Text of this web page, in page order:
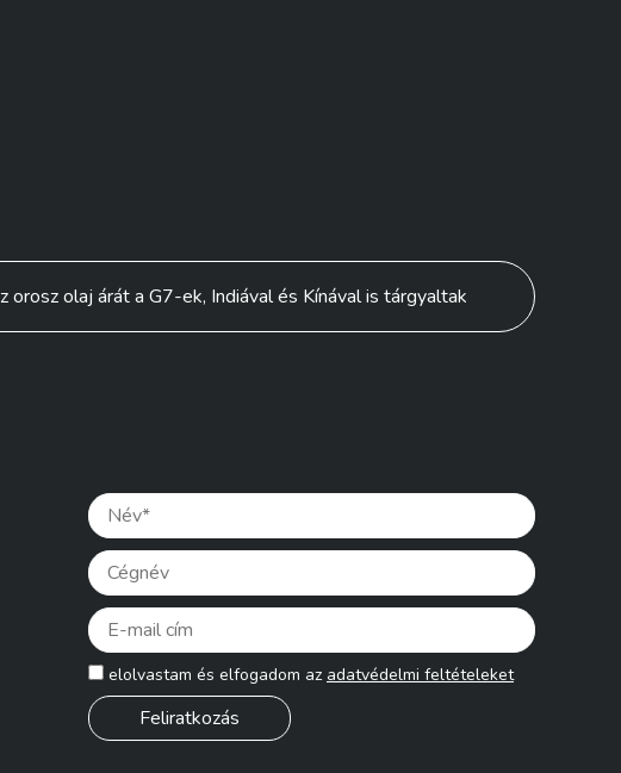
orosz olaj árát a G7-ek, Indiával és Kínával is tárgyaltak
Please
elolvastam és elfogadom az adatvédelmi feltételeket